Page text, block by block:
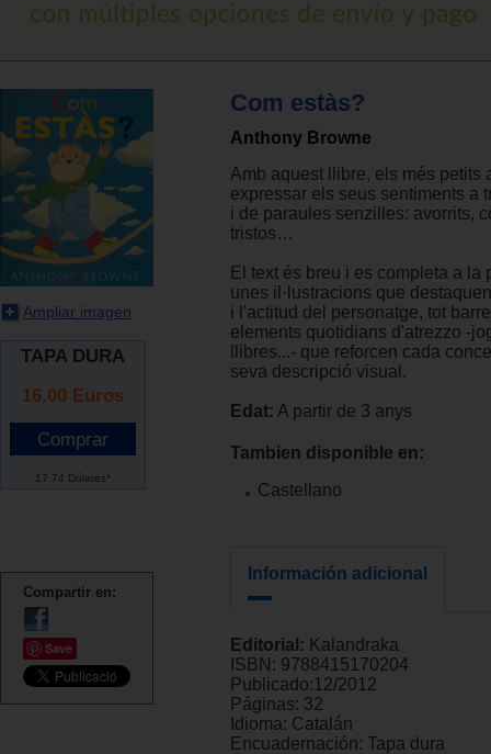
Ampliar imagen
TAPA DURA
16.00 Euros
17.74 Dólares*
Compartir en:
Save
Com estàs?
Anthony Browne
Amb aquest llibre, els més petits
expressar els seus sentiments a
i de paraules senzilles: avorrits,
tristos…
El text és breu i es completa a la
unes il·lustracions que
i l'actitud del personatge, tot
elements quotidians d'atrezzo -
llibres...- que reforcen cada
seva descripció visual.
Edat: A partir de 3 anys
Tambien disponible en:
Castellano
Información adicional
Editorial: Kalandraka
ISBN: 9788415170204
Publicado:12/2012
Páginas: 32
Idioma: Catalán
Encuadernación: Tapa dura